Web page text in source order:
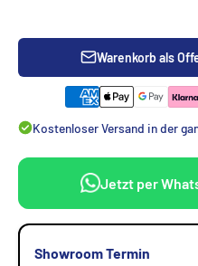
Warenkorb als
Kostenloser Versand in der
Jetzt per
Showroom Termin